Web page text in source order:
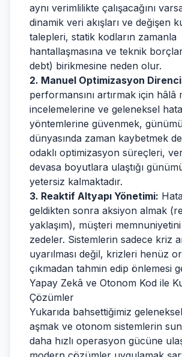
aynı verimlilikte çalışacağını
dinamik veri akışları ve değişen
talepleri, statik kodların zamanla
hantallaşmasına ve teknik
debt) birikmesine neden olur.
2. Manuel Optimizasyon
performansını artırmak için hâlâ
incelemelerine ve geleneksel
yöntemlerine güvenmek,
dünyasında zaman kaybetmek
odaklı optimizasyon süreçleri,
devasa boyutlara ulaştığı
yetersiz kalmaktadır.
3. Reaktif Altyapı Yönetimi:
geldikten sonra aksiyon almak
yaklaşım), müşteri
zedeler. Sistemlerin sadece kriz
uyarılması değil, krizleri henüz
çıkmadan tahmin edip önlemesi
Yapay Zekâ ve Otonom Kod ile
Çözümler
Yukarıda bahsettiğimiz
aşmak ve otonom sistemlerin
daha hızlı operasyon gücüne